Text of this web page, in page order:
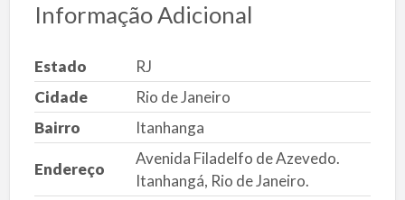
Informação Adicional
Estado
RJ
Cidade
Rio de Janeiro
Bairro
Itanhanga
Endereço
Avenida Filadelfo de Azevedo.
Itanhangá, Rio de Janeiro.